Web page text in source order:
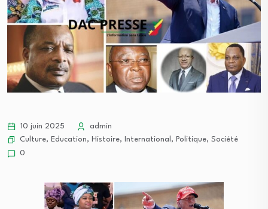
10 juin 2025
admin
Culture, Education, Histoire, International , Politique, Société
0